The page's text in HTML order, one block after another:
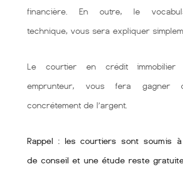
financière. En outre, le
technique, vous sera expliquer
Le courtier en crédit immobilier
emprunteur, vous fera gagner
concrétement de l’argent.
Rappel : les courtiers sont soumis
de conseil et une étude reste